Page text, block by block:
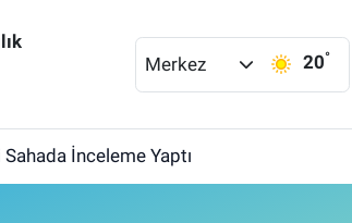
Merkez 20°
İnceleme Yaptı